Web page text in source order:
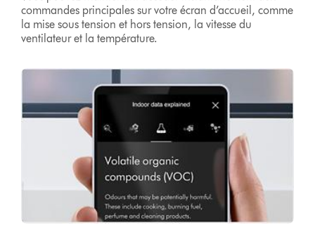
commandes principales sur votre écran d’accueil, comme
la mise sous tension et hors tension, la vitesse du
ventilateur et la température.